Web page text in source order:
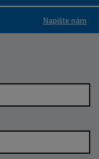
Napíšte nám